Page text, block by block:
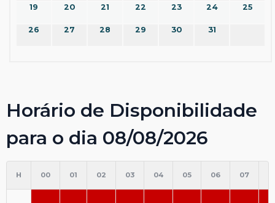
19 20 21 22 23 24 25
26 27 28 29 30 31
Horário de Disponibilidade
para o dia 08/08/2026
H 00 01 02 03 04 05 06 07